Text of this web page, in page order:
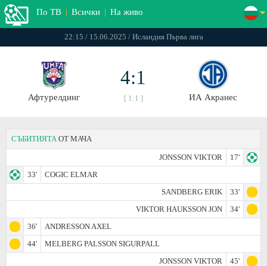
По ТВ | Всички | На живо
22:15 / 15.06.2025 / Исландия Първа лига
Афтурелдинг
4:1
[ 1:1 ] ИА Акранес
СЪБИТИЯТА ОТ МАЧА
JONSSON VIKTOR
17'
33'
COGIC ELMAR
SANDBERG ERIK
33'
VIKTOR HAUKSSON JON
34'
36'
ANDRESSON AXEL
44'
MELBERG PALSSON SIGURPALL
JONSSON VIKTOR
45'